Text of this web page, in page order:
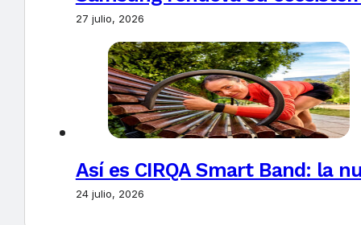
27 julio, 2026
Así es CIRQA Smart Band: la
24 julio, 2026